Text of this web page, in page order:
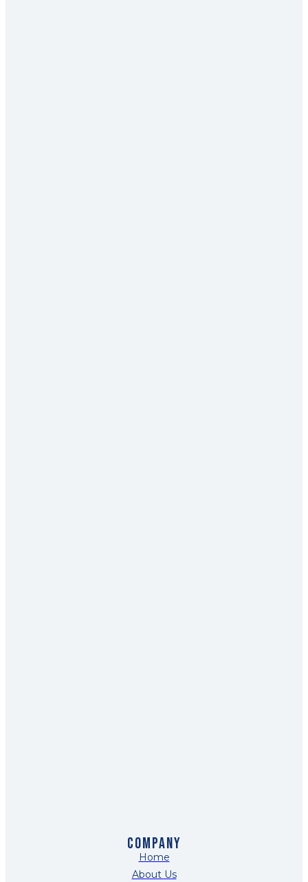
COMPANY
Home
About Us